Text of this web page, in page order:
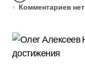
Комментариев нет